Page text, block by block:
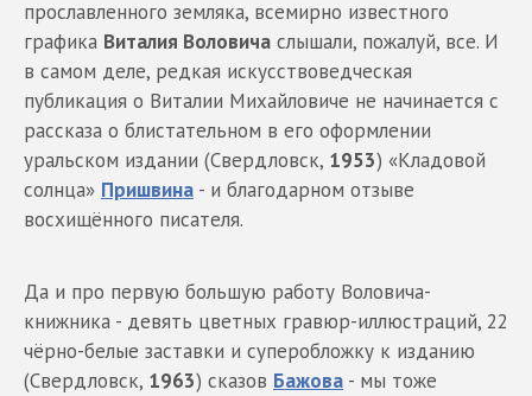
прославленного земляка, всемирно известного
графика Виталия Воловича слышали, пожалуй, все. И
в самом деле, редкая искусствоведческая
публикация о Виталии Михайловиче не начинается с
рассказа о блистательном в его оформлении
уральском издании (Свердловск, 1953) «Кладовой
солнца» Пришвина - и благодарном отзыве
восхищённого писателя.
Да и про первую большую работу Воловича-
книжника - девять цветных гравюр-иллюстраций, 22
чёрно-белые заставки и суперобложку к изданию
(Свердловск, 1963) сказов Бажова - мы тоже